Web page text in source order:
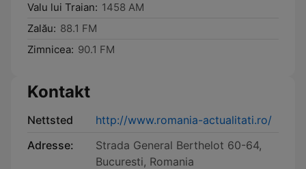
Valu lui Traian: 1458 AM
Zalău: 88.1 FM
Zimnicea: 90.1 FM
Kontakt
Nettsted
http://www.romania-actualitati.ro/
Adresse:
Strada General Berthelot 60-64,
Bucuresti, Romania